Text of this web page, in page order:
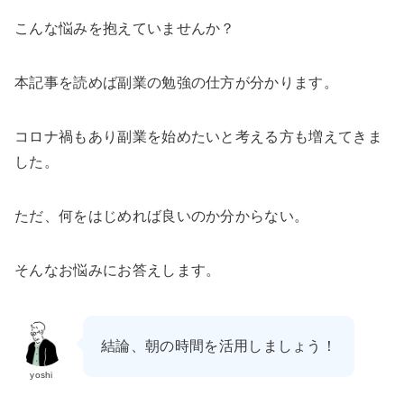
こんな悩みを抱えていませんか？
本記事を読めば副業の勉強の仕方が分かります。
コロナ禍もあり副業を始めたいと考える方も増えてきま
した。
ただ、何をはじめれば良いのか分からない。
そんなお悩みにお答えします。
yoshi
結論、朝の時間を活用しましょう！